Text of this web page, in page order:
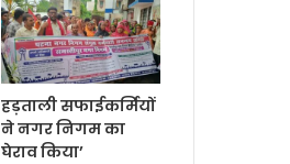
हड़ताली सफाईकर्मियों
ने नगर निगम का
घेराव किया’